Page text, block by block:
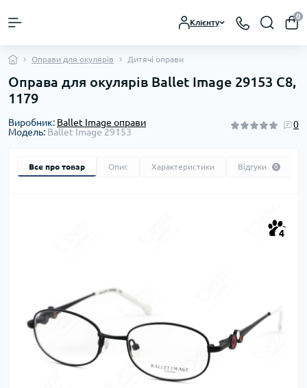
Клієнту
0
Оправи для окулярів Дитячі оправи
Оправа для окулярів Ballet Image 29153 C8,
1179
Виробник: Ballet Image оправи
Модель: Ballet Image 29153
0
Все про товар Опис Характеристики Відгуки 0
4